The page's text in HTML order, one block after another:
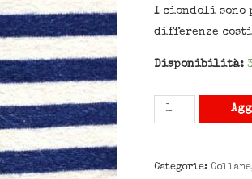
I ciondoli sono
differenze
Disponibilità:
Categorie: Collane